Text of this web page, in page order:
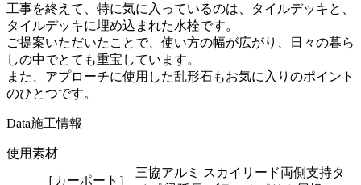
工事を終えて、特に気に入っているのは、タイルデッキと、
タイルデッキに埋め込まれた水栓です。
ご提案いただいたことで、使い方の幅が広がり、日々の暮ら
しの中でとても重宝しています。
また、アプローチに使用した乱形石もお気に入りのポイント
のひとつです。
Data施工情報
使用素材
［カーポート］
三協アルミ スカイリード両側支持タ